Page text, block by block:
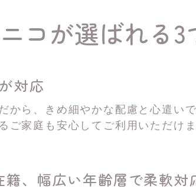
コが選ばれる3
対応
から、きめ細やかな配慮と心遣い
ご家庭も安心してご利用いただけま
、 幅広い年齢層で柔軟対